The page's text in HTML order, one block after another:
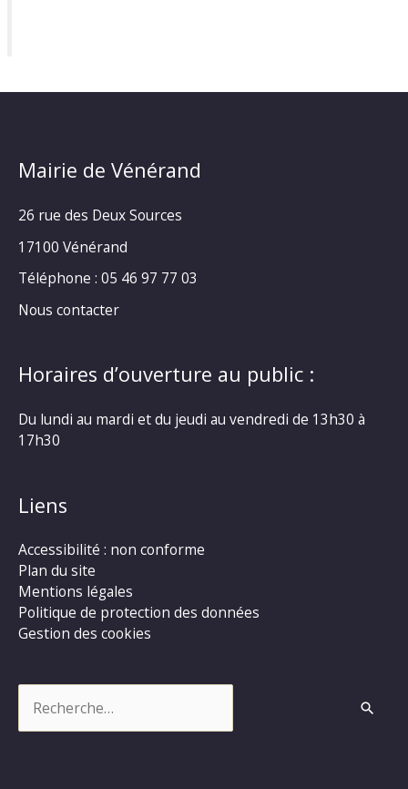
Mairie de Vénérand
26 rue des Deux Sources
17100 Vénérand
Téléphone : 05 46 97 77 03
Nous contacter
Horaires d’ouverture au public :
Du lundi au mardi et du jeudi au vendredi de 13h30 à
17h30
Liens
Accessibilité : non conforme
Plan du site
Mentions légales
Politique de protection des données
Gestion des cookies